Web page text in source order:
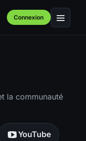
Connexion Menu
la communauté
YouTube